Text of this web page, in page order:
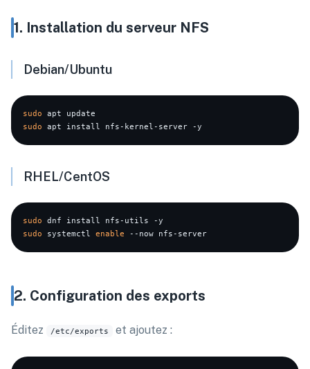
1. Installation du serveur NFS
Debian/Ubuntu
sudo
sudo
RHEL/CentOS
sudo
sudo systemctl enable
2. Configuration des exports
Éditez /etc/exports et ajoutez :